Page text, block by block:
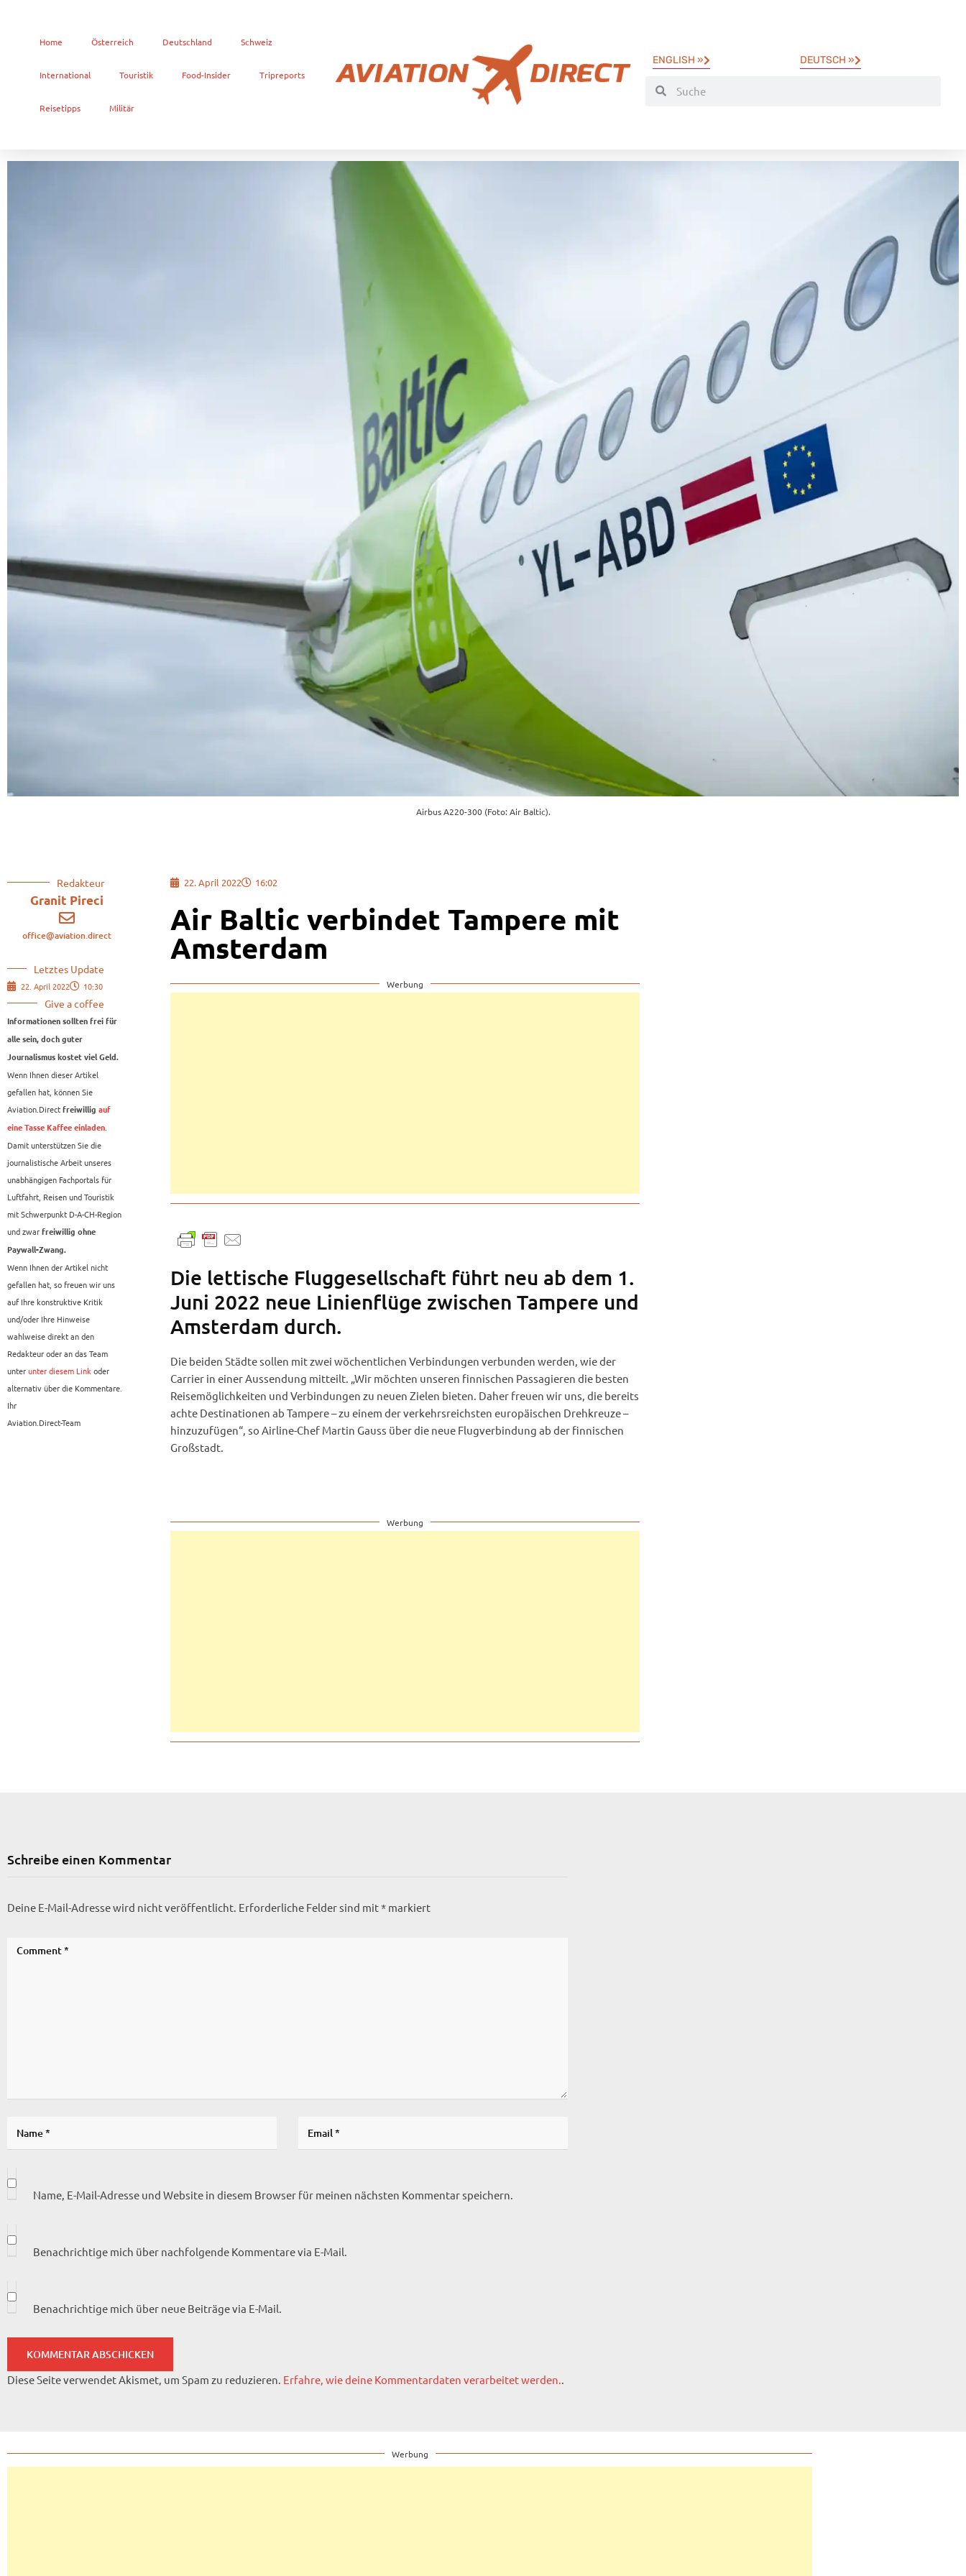
Home Österreich Deutschland Schweiz
International Touristik Food-Insider Tripreports
Reisetipps Militär
ENGLISH » DEUTSCH »
Airbus A220-300 (Foto: Air Baltic).
Redakteur
Granit Pireci
office@aviation.direct
Letztes Update
22. April 2022 10:30
Give a coffee
Informationen sollten frei für
alle sein, doch guter
Journalismus kostet viel Geld.
Wenn Ihnen dieser Artikel
gefallen hat, können Sie
Aviation.Direct freiwillig auf
eine Tasse Kaffee einladen
Damit unterstützen Sie die
journalistische Arbeit unseres
unabhängigen Fachportals für
Luftfahrt, Reisen und Touristik
mit Schwerpunkt D-A-CH-Region
und zwar freiwillig ohne
Paywall-Zwang.
Wenn Ihnen der Artikel nicht
gefallen hat, so freuen wir uns
auf Ihre konstruktive Kritik
und/oder Ihre Hinweise
wahlweise direkt an den
Redakteur oder an das Team
unterunter diesem Link oder
alternativ über die Kommentare.
Ihr
Aviation.Direct-Team
22. April 2022 16:02
Air Baltic verbindet Tampere mit
Amsterdam
Werbung
Die lettische Fluggesellschaft führt neu ab dem 1.
Juni 2022 neue Linienflüge zwischen Tampere und
Amsterdam durch.
Die beiden Städte sollen mit zwei wöchentlichen Verbindungen verbunden werden, wie der
Carrier in einer Aussendung mitteilt. „Wir möchten unseren finnischen Passagieren die besten
Reisemöglichkeiten und Verbindungen zu neuen Zielen bieten. Daher freuen wir uns, die bereits
achte Destinationen ab Tampere – zu einem der verkehrsreichsten europäischen Drehkreuze –
hinzuzufügen“, so Airline-Chef Martin Gauss über die neue Flugverbindung ab der finnischen
Großstadt.
Werbung
Schreibe einen Kommentar
Deine E-Mail-Adresse wird nicht veröffentlicht. Erforderliche Felder sind mit* markiert
Name, E-Mail-Adresse und Website in diesem Browser für meinen nächsten Kommentar speichern.
Benachrichtige mich über nachfolgende Kommentare via E-Mail.
Benachrichtige mich über neue Beiträge via E-Mail.
Diese Seite verwendet Akismet, um Spam zu reduzieren. Erfahre, wie deine Kommentardaten verarbeitet werden..
Werbung